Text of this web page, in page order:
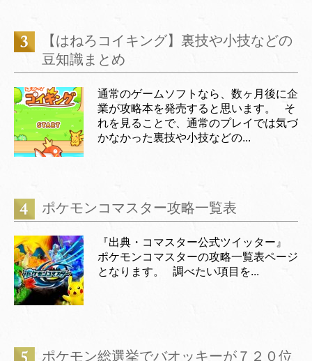
【はねろコイキング】裏技や小技などの
豆知識まとめ
通常のゲームソフトなら、数ヶ月後に企
業が攻略本を発売すると思います。 そ
れを見ることで、通常のプレイでは気づ
かなかった裏技や小技などの...
ポケモンコマスター攻略一覧表
『出典・コマスター公式ツイッター』
ポケモンコマスターの攻略一覧表ページ
となります。 調べたい項目を...
ポケモン総選挙でバオッキーが７２０位